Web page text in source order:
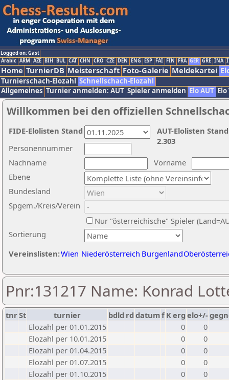
Logged on: Gast
Arabic ARM AZE BIH BUL CAT CHN CRO CZE DEN ENG ESP FAI FIN FRA GER GRE INA
Home TurnierDB Meisterschaft Foto-Galerie Meldekartei
Turnierschach-Elozahl Schnellschach-Elozahl
Allgemeines Turnier anmelden: AUT Spieler anmelden Elo AUT
Willkommen bei den offiziellen
Nachname
Vorname
Ebene
Sortierung
Personennummer
Bundesland
Spgem./Kreis/Verein
Nur "österreichische" Spieler
Vereinslisten:Wien Niederösterreich Burgenland
AUT-Elolisten
2.303
FIDE-Elolisten Stand
Pnr:131217 Name: Konrad
tnrSt turnier bdld rd datumf Kerg elo+/-
Elozahl per 01.01.2015
0
0
Elozahl per 10.01.2015
0
0
Elozahl per 01.04.2015
0
0
Elozahl per 01.07.2015
0
0
Elozahl per 01.10.2015
0
0